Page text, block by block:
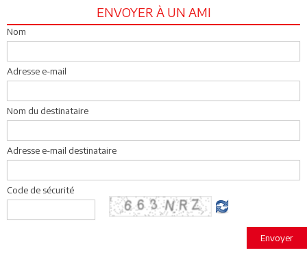
ENVOYER À UN AMI
Nom
Adresse e-mail
Nom du destinataire
Adresse e-mail destinataire
Code de sécurité
Envoyer